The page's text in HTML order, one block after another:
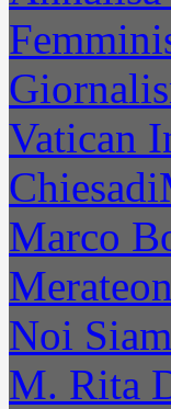
Vatican
Marco
Noi
M. Rita